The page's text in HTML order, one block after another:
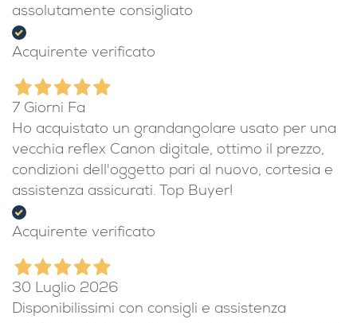
assolutamente consigliato
Acquirente verificato
7 Giorni Fa
Ho acquistato un grandangolare usato per una
vecchia reflex Canon digitale, ottimo il prezzo,
condizioni dell'oggetto pari al nuovo, cortesia e
assistenza assicurati. Top Buyer!
Acquirente verificato
30 Luglio 2026
Disponibilissimi con consigli e assistenza